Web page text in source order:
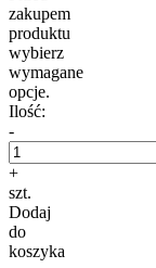
zakupem
produktu
wybierz
wymagane
opcje.
Ilość:
-
+
szt.
Dodaj
do
koszyka